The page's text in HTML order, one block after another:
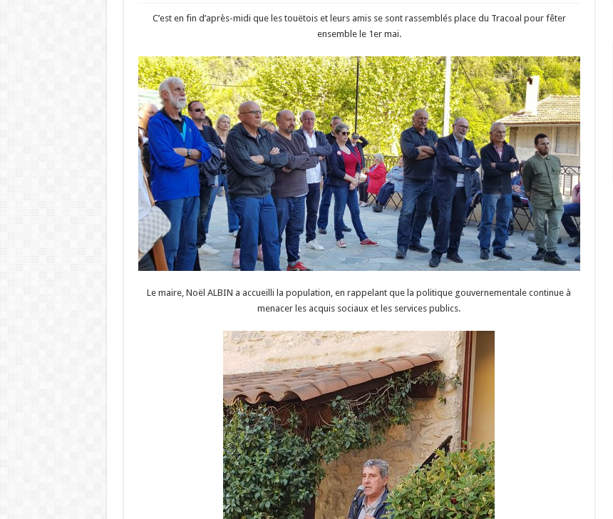
C’est en fin d’après-midi que les touëtois et leurs amis se sont rassemblés place du Tracoal pour fêter
ensemble le 1er mai.
Le maire, Noël ALBIN a accueilli la population, en rappelant que la politique gouvernementale continue à
menacer les acquis sociaux et les services publics.